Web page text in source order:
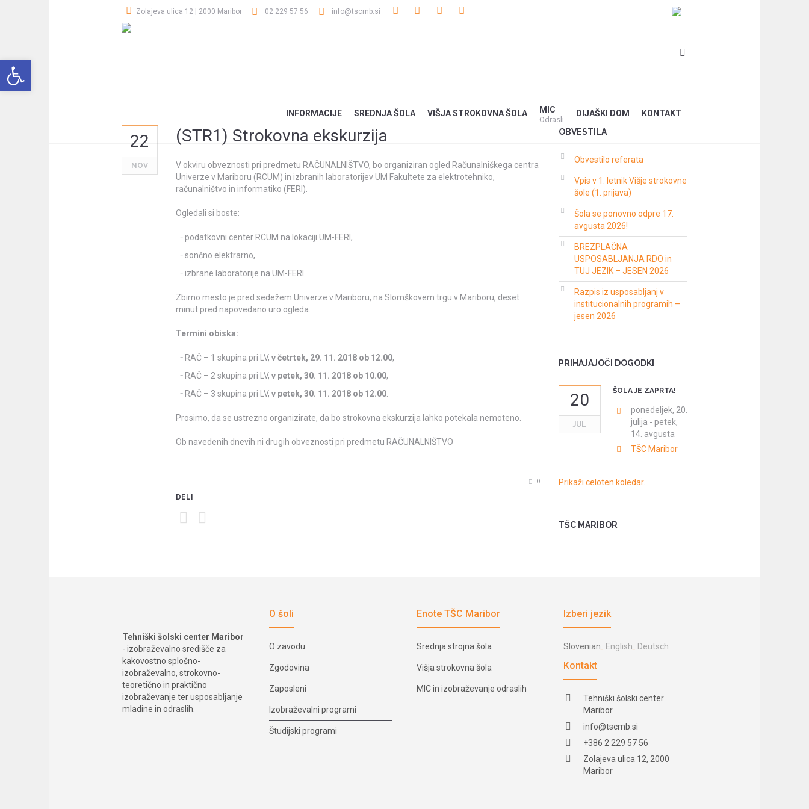
Zolajeva ulica 12 | 2000 Maribor 02 229 57 56 info@tscmb.si
INFORMACIJE SREDNJA ŠOLA VIŠJA STROKOVNA ŠOLA MIC
Odrasli
DIJAŠKI DOM KONTAKT
22
NOV
(STR1) Strokovna ekskurzija
V okviru obveznosti pri predmetu RAČUNALNIŠTVO, bo organiziran ogled Računalniškega centra
Univerze v Mariboru (RCUM) in izbranih laboratorijev UM Fakultete za elektrotehniko,
računalništvo in informatiko (FERI).
Ogledali si boste:
podatkovni center RCUM na lokaciji UM-FERI,
sončno elektrarno,
izbrane laboratorije na UM-FERI.
Zbirno mesto je pred sedežem Univerze v Mariboru, na Slomškovem trgu v Mariboru, deset
minut pred napovedano uro ogleda.
Termini obiska:
RAČ – 1 skupina pri LV, v četrtek, 29. 11. 2018 ob 12.00,
RAČ – 2 skupina pri LV, v petek, 30. 11. 2018 ob 10.00,
RAČ – 3 skupina pri LV, v petek, 30. 11. 2018 ob 12.00
Prosimo, da se ustrezno organizirate, da bo strokovna ekskurzija lahko potekala nemoteno.
Ob navedenih dnevih ni drugih obveznosti pri predmetu RAČUNALNIŠTVO
0
DELI
OBVESTILA
Obvestilo referata
Vpis v 1. letnik Višje strokovne
šole (1. prijava)
Šola se ponovno odpre 17.
avgusta 2026!
BREZPLAČNA
USPOSABLJANJA RDO in
TUJ JEZIK – JESEN 2026
Razpis iz usposabljanj v
institucionalnih programih –
jesen 2026
PRIHAJAJOČI DOGODKI
20
JUL
ŠOLA JE ZAPRTA!
ponedeljek, 20.
julija - petek,
14. avgusta
TŠC Maribor
Prikaži celoten koledar…
TŠC MARIBOR
Tehniški šolski center Maribor
- izobraževalno središče za
kakovostno splošno-
izobraževalno, strokovno-
teoretično in praktično
izobraževanje ter usposabljanje
mladine in odraslih.
O šoli
O zavodu
Zgodovina
Zaposleni
Izobraževalni programi
Študijski programi
Enote TŠC Maribor
Srednja strojna šola
Višja strokovna šola
MIC in izobraževanje odraslih
Izberi jezik
Slovenian English Deutsch
Kontakt
Tehniški šolski center
Maribor
info@tscmb.si
+386 2 229 57 56
Zolajeva ulica 12, 2000
Maribor
Open toolbar